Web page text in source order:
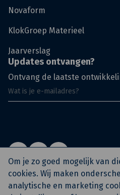
Novaform
KlokGroep Materieel
Jaarverslag
Updates ontvangen?
Ontvang de laatste
© KlokGroep Privacy Policy
Om je zo goed mogelijk van
cookies. Wij maken
analytische en marketing